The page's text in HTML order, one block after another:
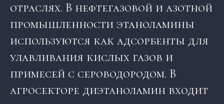
отраслях. В нефтегазовой и азотной
промышленности этаноламины
используются как адсорбенты для
улавливания кислых газов и
примесей с сероводородом. В
агросекторе диэтаноламин входит